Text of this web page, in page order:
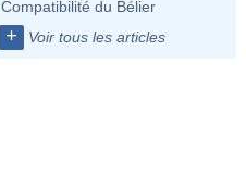
Compatibilité du Bélier
+ Voir tous les articles